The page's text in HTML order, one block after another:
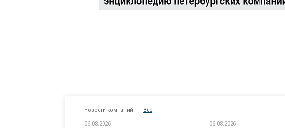
Новости компаний Все
06.08.2026 06.08.2026